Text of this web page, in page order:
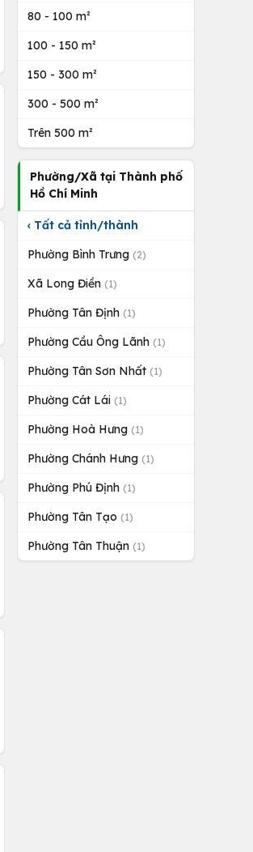
80 - 100 m²
100 - 150 m²
150 - 300 m²
300 - 500 m²
Trên 500 m²
Phường/Xã tại Thành phố
Hồ Chí Minh
‹ Tất cả tỉnh/thành
Phường Bình Trưng (2)
Xã Long Điền (1)
Phường Tân Định (1)
Phường Cầu Ông Lãnh (1)
Phường Tân Sơn Nhất (1)
Phường Cát Lái (1)
Phường Hoà Hưng (1)
Phường Chánh Hưng (1)
Phường Phú Định (1)
Phường Tân Tạo (1)
Phường Tân Thuận (1)